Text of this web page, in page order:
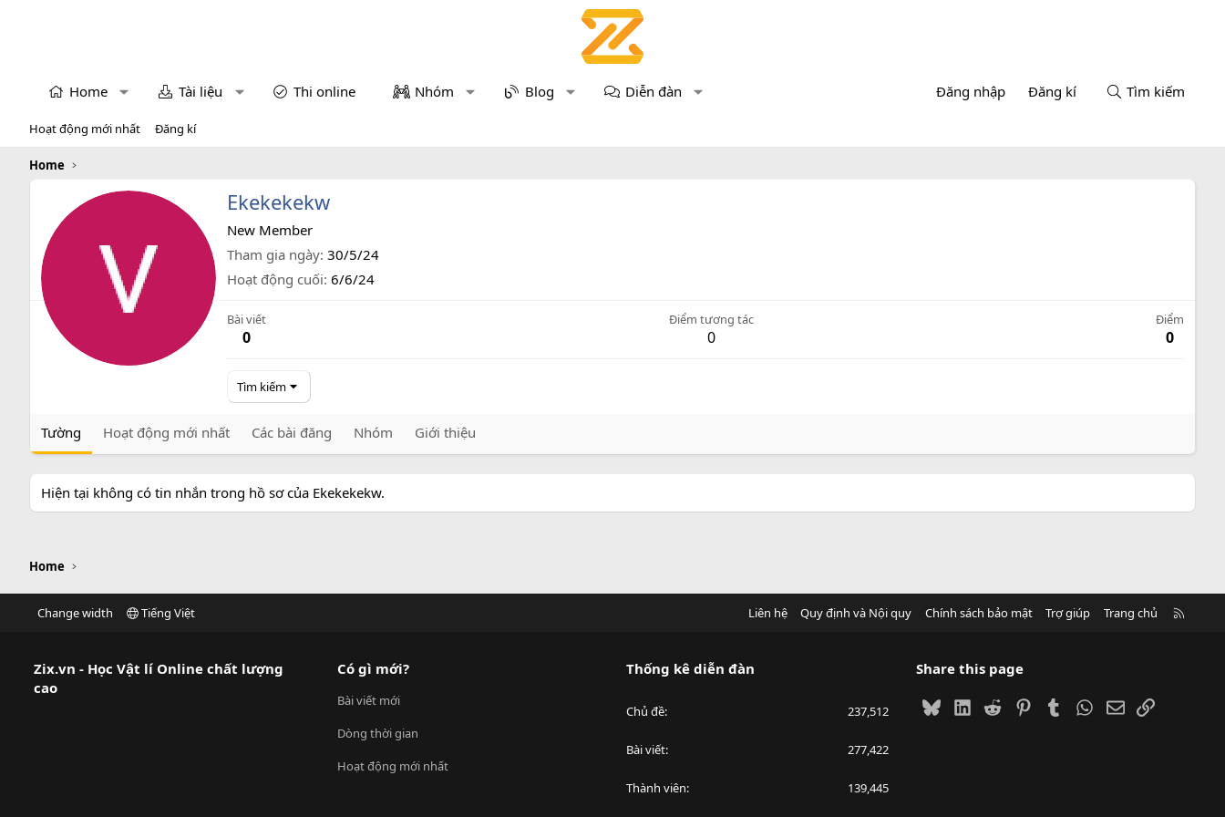
Home Tài liệu Thi online Nhóm Blog Diễn đàn Đăng nhập Đăng kí Tìm kiếm
Hoạt động mới nhất Đăng kí
Home
Ekekekekw
New Member
Tham gia ngày 30/5/24
Hoạt động cuối 6/6/24
Bài viết
0
Điểm tương tác
0
Điểm
0
Tìm kiếm
Tường Hoạt động mới nhất Các bài đăng Nhóm Giới thiệu
Hiện tại không có tin nhắn trong hồ sơ của Ekekekekw.
Home
Change width Tiếng Việt Liên hệ Quy định và Nội quy Chính sách bảo mật Trợ giúp Trang chủ
Zix.vn - Học Vật lí Online chất lượng
cao
Có gì mới?
Bài viết mới
Dòng thời gian
Hoạt động mới nhất
Thống kê diễn đàn
Chủ đề 237,512
Bài viết 277,422
Thành viên 139,445
Share this page
BlueskyLinkedIn
Reddit PinterestTumblrWhatsApp
EmailLink